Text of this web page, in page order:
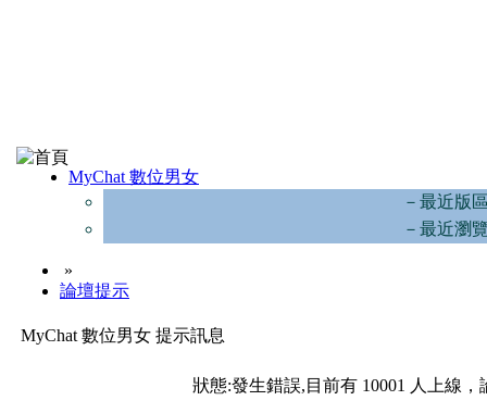
MyChat 數位男女
－最近版
－最近瀏
»
論壇提示
MyChat 數位男女 提示訊息
狀態:發生錯誤,目前有 10001 人上線